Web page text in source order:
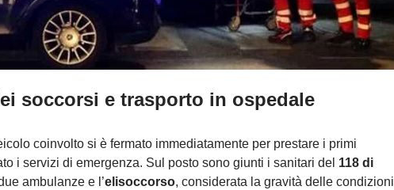
soccorsi e trasporto in ospedale
coinvolto si è fermato immediatamente per prestare i primi
i servizi di emergenza. Sul posto sono giunti i sanitari del 118 di
ambulanze e l’elisoccorso, considerata la gravità delle condizioni